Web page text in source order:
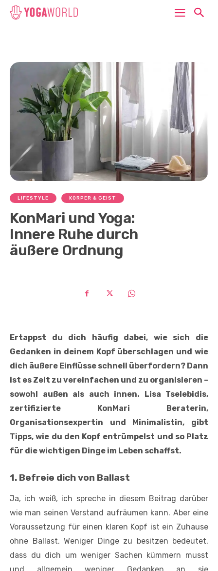
LIFESTYLE KÖRPER & GEIST
KonMari und Yoga:
Innere Ruhe durch
äußere Ordnung
Ertappst du dich häufig dabei, wie sich die
Gedanken in deinem Kopf überschlagen und wie
dich äußere Einflüsse schnell überfordern? Dann
ist es Zeit zu vereinfachen und zu organisieren –
sowohl außen als auch innen. Lisa Tselebidis,
zertifizierte KonMari Beraterin,
Organisationsexpertin und Minimalistin, gibt
Tipps, wie du den Kopf entrümpelst und so Platz
für die wichtigen Dinge im Leben schaffst.
1. Befreie dich von Ballast
Ja, ich weiß, ich spreche in diesem Beitrag darüber
wie man seinen Verstand aufräumen kann. Aber eine
Voraussetzung für einen klaren Kopf ist ein Zuhause
ohne Ballast. Weniger Dinge zu besitzen bedeutet,
dass du dich um weniger Sachen kümmern musst